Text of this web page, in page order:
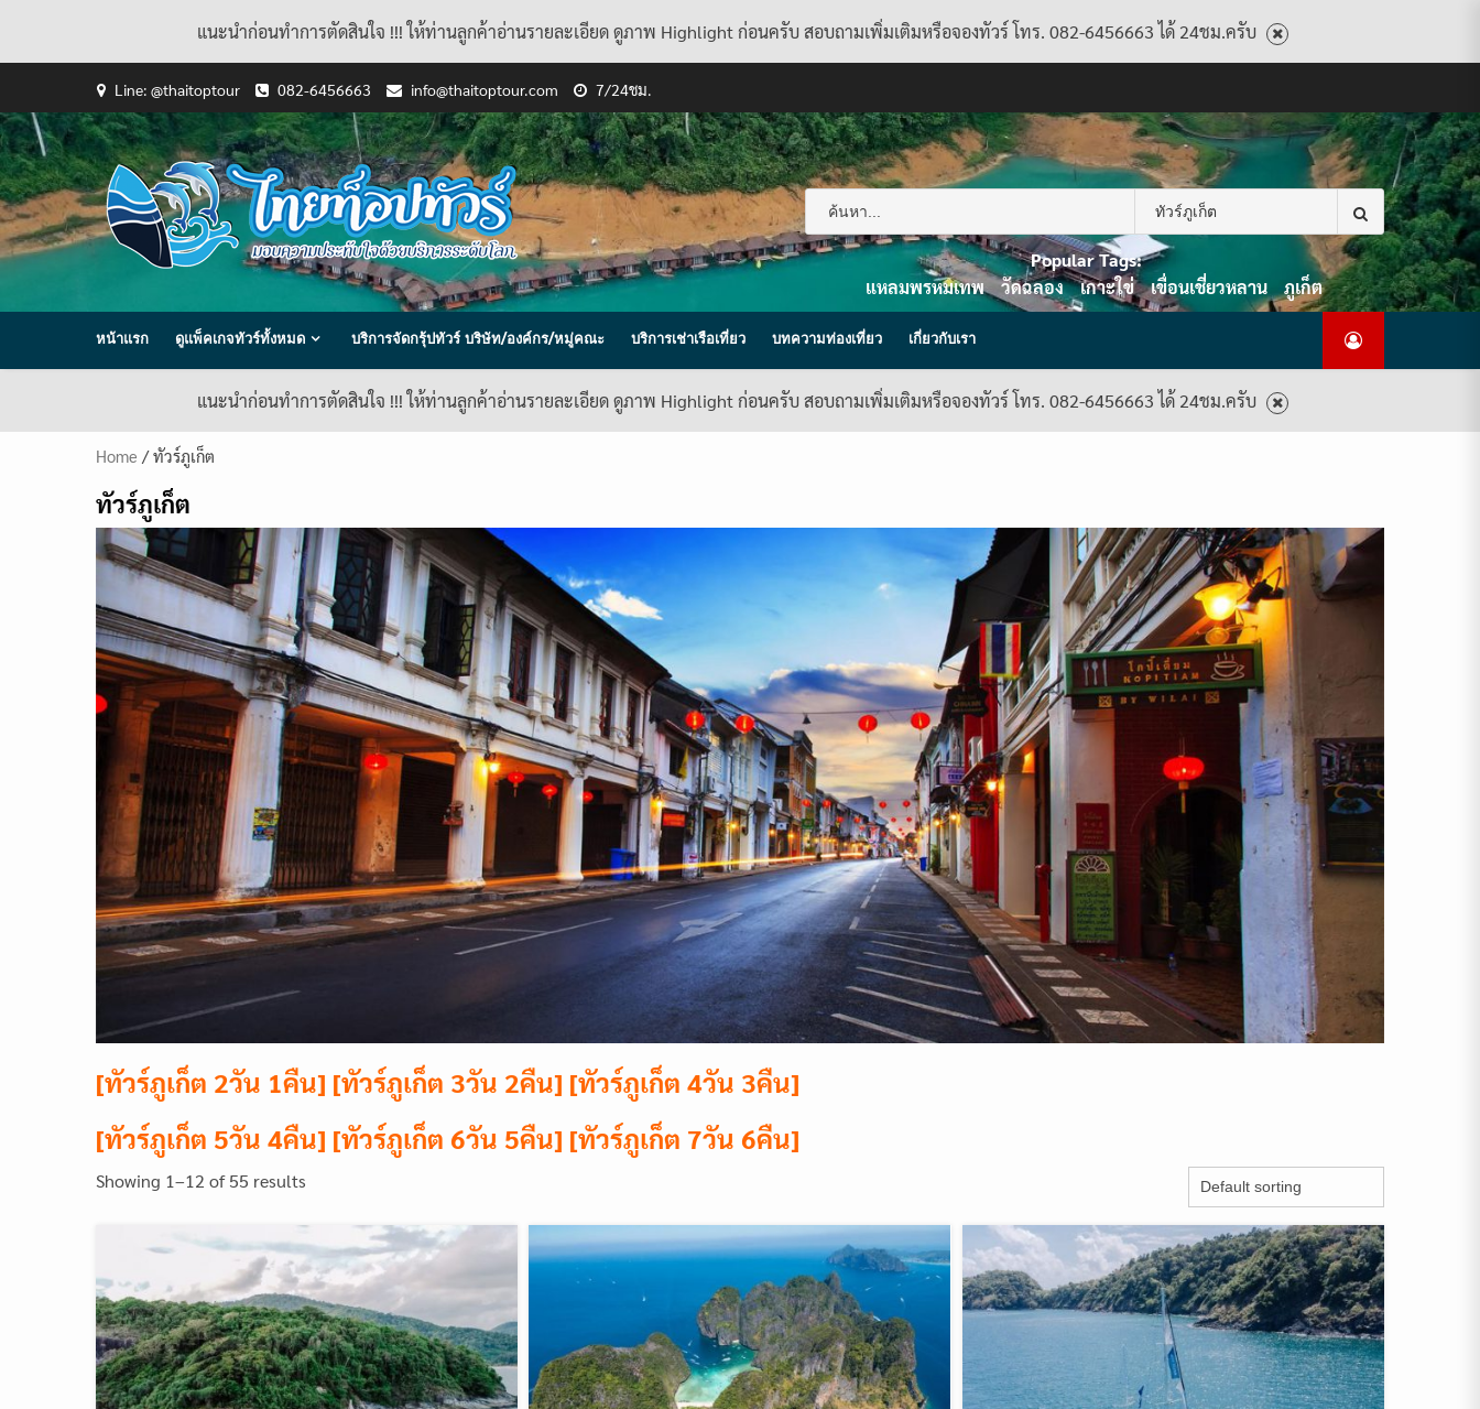
แนะนำก่อนทำการตัดสินใจ !!! ให้ท่านลูกค้าอ่านรายละเอียด ดูภาพ Highlight ก่อนครับ สอบถามเพิ่มเติมหรือจองทัวร์ โทร. 082-6456663 ได้ 24ชม.ครับ
content
Line: @thaitoptour 082-6456663 info@thaitoptour.com 7/24ชม.
USACCOUNT
POLICY
AND
CONDITIONS
แพ็คเกจ
ทัวร์
ทั้งหมด
ต้อนรับ
สู่
ไทย
ท็อป
ทัวร์
กับ
เรา
ทัวร์
ทั้งหมด
Search
for:
Popular Tags:
แหลมพรหมเทพ
วัดฉลอง เกาะใข่ เขื่อนเชี่ยวหลาน ภูเก็ต
หน้าแรก ดูแพ็คเกจทัวร์ทั้งหมด บริการจัดกรุ้ปทัวร์ บริษัท/องค์กร/หมู่คณะ บริการเช่าเรือเที่ยว บทความท่องเที่ยว เกี่ยวกับเรา
แนะนำก่อนทำการตัดสินใจ !!! ให้ท่านลูกค้าอ่านรายละเอียด ดูภาพ Highlight ก่อนครับ สอบถามเพิ่มเติมหรือจองทัวร์ โทร. 082-6456663 ได้ 24ชม.ครับ
Home / ทัวร์ภูเก็ต
ทัวร์ภูเก็ต
[ทัวร์ภูเก็ต 2วัน 1คืน] [ทัวร์ภูเก็ต 3วัน 2คืน] [ทัวร์ภูเก็ต 4วัน 3คืน]
[ทัวร์ภูเก็ต 5วัน 4คืน] [ทัวร์ภูเก็ต 6วัน 5คืน] [ทัวร์ภูเก็ต 7วัน 6คืน]
Showing 1–12 of 55 results